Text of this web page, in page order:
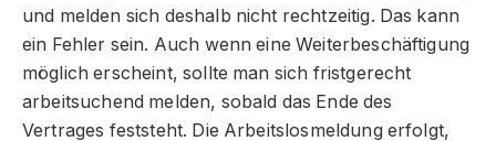
und melden sich deshalb nicht rechtzeitig. Das kann
ein Fehler sein. Auch wenn eine Weiterbeschäftigung
möglich erscheint, sollte man sich fristgerecht
arbeitsuchend melden, sobald das Ende des
Vertrages feststeht. Die Arbeitslosmeldung erfolgt,